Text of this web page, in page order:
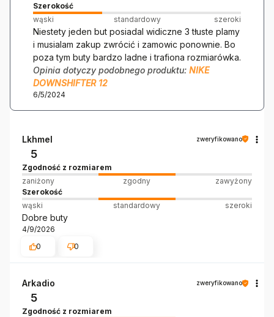
Szerokość
wąski
standardowy szeroki
Niestety jeden but posiadal widiczne 3 tłuste plamy
i musialam zakup zwrócić i zamowic ponownie. Bo
poza tym buty bardzo ladne i trafiona rozmiarówka.
Opinia dotyczy podobnego produktu: NIKE
DOWNSHIFTER 12
6/5/2024
Lkhmel zweryfikowano
5
Zgodność z rozmiarem
zaniżony
zgodny
zawyżony
Szerokość
wąski
standardowy szeroki
Dobre buty
4/9/2026
0
0
Arkadio zweryfikowano
5
Zgodność z rozmiarem